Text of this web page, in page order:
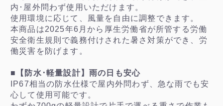
内･屋外問わず使用いただけます。
使用環境に応じて、風量を自由に調整できます。
本商品は2025年6月から厚生労働省が所管する労働
安全衛生規則で義務付けされた暑さ対策ができ、労
働災害を防げます。
■【防水･軽量設計】雨の日も安心
IP67相当の防水仕様で屋内外問わず、急な雨でも安
心して使用可能です。